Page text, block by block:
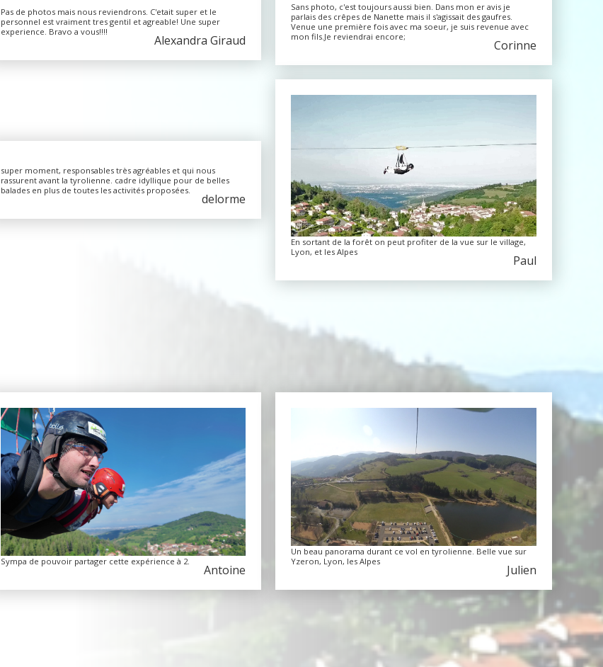
Pas de photos mais nous reviendrons. C'etait super et le
personnel est vraiment tres gentil et agreable! Une super
experience. Bravo a vous!!!!
Alexandra Giraud
Sans photo, c'est toujours aussi bien. Dans mon er avis je
parlais des crêpes de Nanette mais il s'agissait des gaufres.
Venue une première fois avec ma soeur, je suis revenue avec
mon fils.Je reviendrai encore;
Corinne
super moment, responsables très agréables et qui nous
rassurent avant la tyrolienne. cadre idyllique pour de belles
balades en plus de toutes les activités proposées.
delorme
En sortant de la forêt on peut profiter de la vue sur le village,
Lyon, et les Alpes
Paul
Sympa de pouvoir partager cette expérience à 2.
Antoine
Un beau panorama durant ce vol en tyrolienne. Belle vue sur
Yzeron, Lyon, les Alpes
Julien